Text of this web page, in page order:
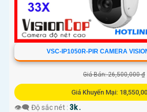
VSC-IP1050R-PIR CAMERA
Giá Bán: 26,500,000 ₫
Giá Khuyến Mại:
👁️‍🗨 Độ sắc nét : 3k .